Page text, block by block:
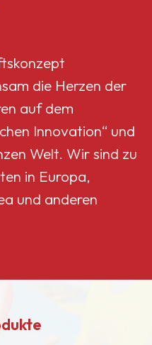
die Herzen der
auf dem
Innovation“ und
Welt. Wir sind zu
in Europa,
und anderen